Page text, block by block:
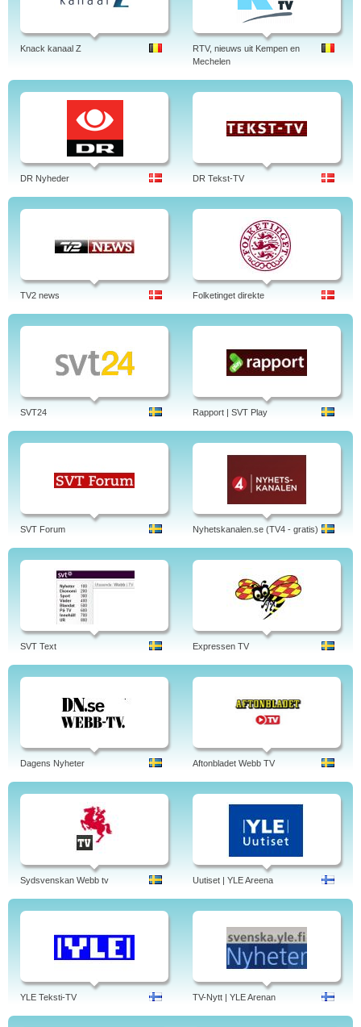
Knack kanaal Z
RTV, nieuws uit Kempen en
Mechelen
DR Nyheder DR Tekst-TV
TV2 news Folketinget direkte
SVT24 Rapport | SVT Play
SVT Forum Nyhetskanalen.se (TV4 - gratis)
SVT Text Expressen TV
Dagens Nyheter Aftonbladet Webb TV
Sydsvenskan Webb tv Uutiset | YLE Areena
YLE Teksti-TV TV-Nytt | YLE Arenan